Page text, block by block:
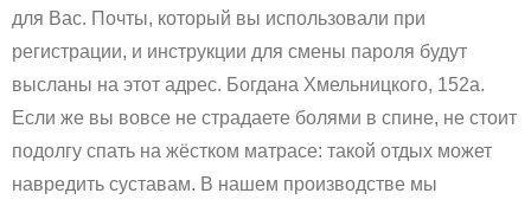
для Вас. Почты, который вы использовали при
регистрации, и инструкции для смены пароля будут
высланы на этот адрес. Богдана Хмельницкого, 152а.
Если же вы вовсе не страдаете болями в спине, не стоит
подолгу спать на жёстком матрасе: такой отдых может
навредить суставам. В нашем производстве мы